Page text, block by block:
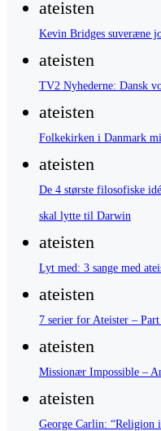
ateisten
Kevin Bridges suveræne
ateisten
TV2 Nyhederne: Dansk
ateisten
Folkekirken i Danmark
ateisten
De 4 største filosofiske
skal lytte til Darwin
ateisten
Lyt med: 3 sange med
ateisten
7 serier for Ateister – Part
ateisten
Missionær Impossible –
ateisten
George Carlin: “Religion